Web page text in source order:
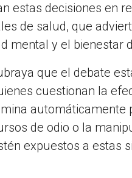
estas decisiones en
de salud, que
mental y el bienestar
que el debate
cuestionan la
automáticamente
de odio o la
expuestos a estas